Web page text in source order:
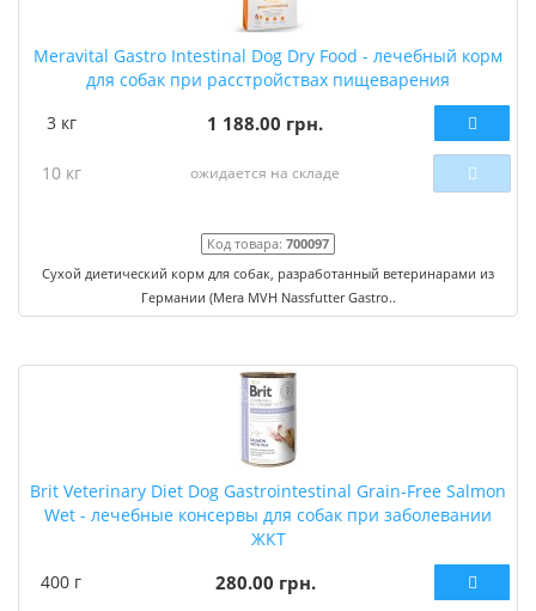
Meravital Gastro Intestinal Dog Dry Food - лечебный корм
для собак при расстройствах пищеварения
3 кг
1 188.00 грн.
10 кг ожидается на складе
Код товара: 700097
Сухой диетический корм для собак, разработанный ветеринарами из
Германии (Mera MVH Nassfutter Gastro..
Brit Veterinary Diet Dog Gastrointestinal Grain-Free Salmon
Wet - лечебные консервы для собак при заболевании
ЖКТ
400 г
280.00 грн.